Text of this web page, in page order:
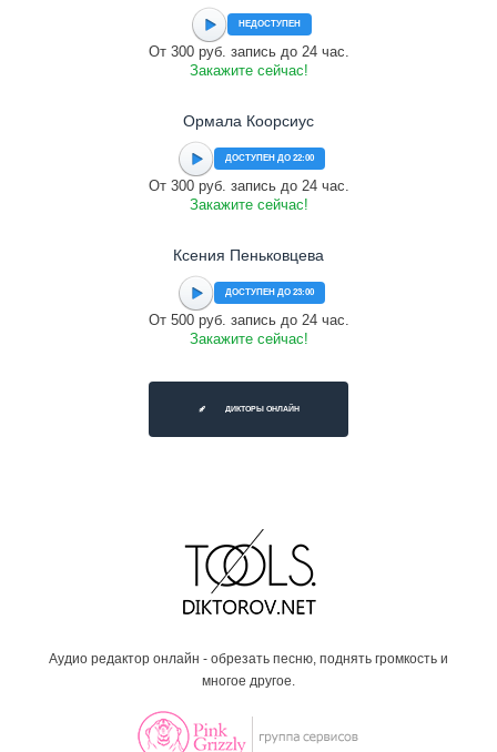
НЕДОСТУПЕН
От 300 руб. запись до 24 час.
Закажите сейчас!
Ормала Коорсиус
ДОСТУПЕН ДО 22:00
От 300 руб. запись до 24 час.
Закажите сейчас!
Ксения Пеньковцева
ДОСТУПЕН ДО 23:00
От 500 руб. запись до 24 час.
Закажите сейчас!
ДИКТОРЫ ОНЛАЙН
Аудио редактор онлайн - обрезать песню, поднять громкость и
многое другое.